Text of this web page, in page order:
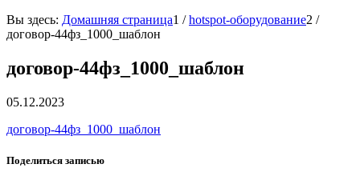
Вы здесь: Домашняя страница1 / hotspot-оборудование2 /
договор-44фз_1000_шаблон
договор-44фз_1000_шаблон
05.12.2023
договор-44фз_1000_шаблон
Поделиться записью